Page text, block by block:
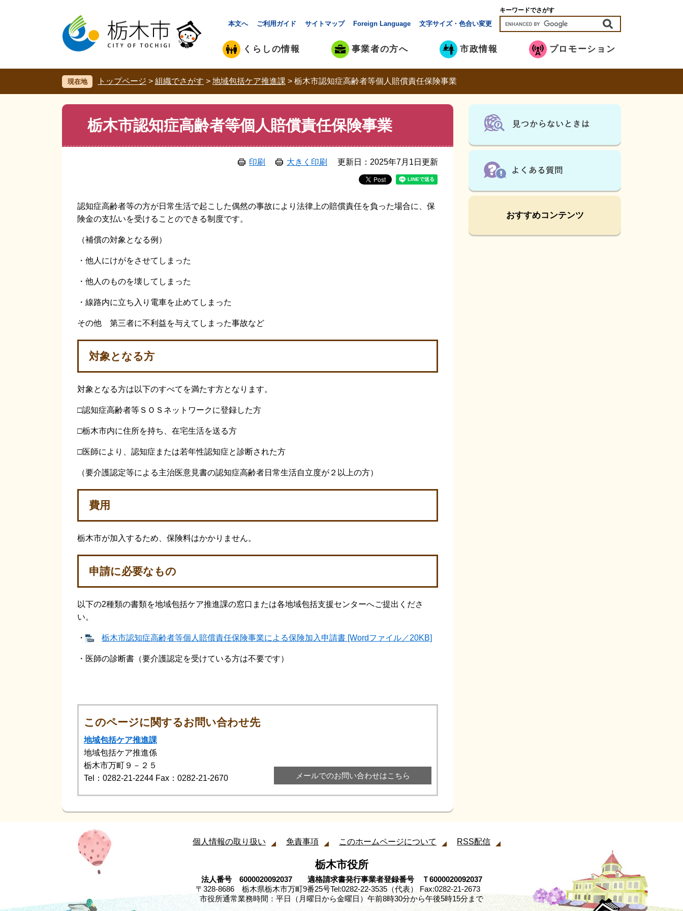
で
ば
本文へ ご利用ガイド サイトマップ Foreign Language 文字サイズ・色合い変更
キーワードでさがす
くらしの情報 事業者の方へ 市政情報 プロモーション
現在地 トップページ > 組織でさがす > 地域包括ケア推進課 > 栃木市認知症高齢者等個人賠償責任保険事業
栃木市認知症高齢者等個人賠償責任保険事業
印刷 大きく印刷 更新日：2025年7月1日更新
認知症高齢者等の方が日常生活で起こした偶然の事故により法律上の賠償責任を負った場合に、保
険金の支払いを受けることのできる制度です。
（補償の対象となる例）
・他人にけがをさせてしまった
・他人のものを壊してしまった
・線路内に立ち入り電車を止めてしまった
その他 第三者に不利益を与えてしまった事故など
対象となる方
対象となる方は以下のすべてを満たす方となります。
□認知症高齢者等ＳＯＳネットワークに登録した方
□栃木市内に住所を持ち、在宅生活を送る方
□医師により、認知症または若年性認知症と診断された方
（要介護認定等による主治医意見書の認知症高齢者日常生活自立度が２以上の方）
費用
栃木市が加入するため、保険料はかかりません。
申請に必要なもの
以下の2種類の書類を地域包括ケア推進課の窓口または各地域包括支援センターへご提出くださ
い。
・ 栃木市認知症高齢者等個人賠償責任保険事業による保険加入申請書 [Wordファイル／20KB]
・医師の診断書（要介護認定を受けている方は不要です）
このページに関するお問い合わせ先
地域包括ケア推進課
地域包括ケア推進係
栃木市万町９－２５
Tel：0282-21-2244 Fax：0282-21-2670 メールでのお問い合わせはこちら
おすすめコンテンツ
個人情報の取り扱い 免責事項 このホームページについて RSS配信
栃木市役所
法人番号 6000020092037 適格請求書発行事業者登録番号 Ｔ6000020092037
〒328-8686 栃木県栃木市万町9番25号Tel:0282-22-3535（代表） Fax:0282-21-2673
市役所通常業務時間：平日（月曜日から金曜日）午前8時30分から午後5時15分まで